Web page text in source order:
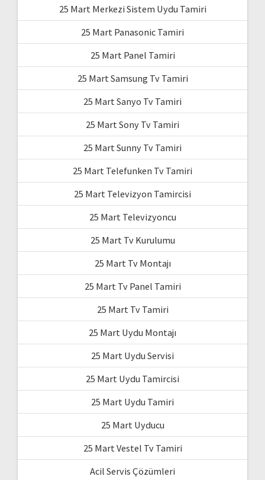
25 Mart Merkezi Sistem Uydu Tamiri
25 Mart Panasonic Tamiri
25 Mart Panel Tamiri
25 Mart Samsung Tv Tamiri
25 Mart Sanyo Tv Tamiri
25 Mart Sony Tv Tamiri
25 Mart Sunny Tv Tamiri
25 Mart Telefunken Tv Tamiri
25 Mart Televizyon Tamircisi
25 Mart Televizyoncu
25 Mart Tv Kurulumu
25 Mart Tv Montajı
25 Mart Tv Panel Tamiri
25 Mart Tv Tamiri
25 Mart Uydu Montajı
25 Mart Uydu Servisi
25 Mart Uydu Tamircisi
25 Mart Uydu Tamiri
25 Mart Uyducu
25 Mart Vestel Tv Tamiri
Acil Servis Çözümleri